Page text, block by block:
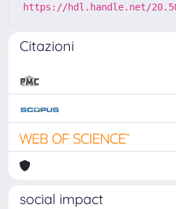
https://hdl.handle.net/
Citazioni
social impact